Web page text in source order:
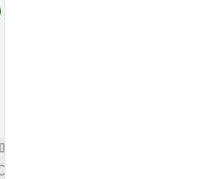
착 확률